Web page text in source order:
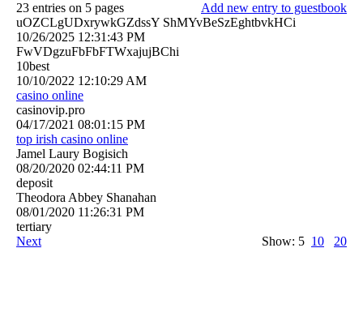
23 entries on 5 pages
Add new entry to guestbook
uOZCLgUDxrywkGZdssY ShMYvBeSzEghtbvkHCi
10/26/2025 12:31:43 PM
FwVDgzuFbFbFTWxajujBChi
10best
10/10/2022 12:10:29 AM
casino online
casinovip.pro
04/17/2021 08:01:15 PM
top irish casino online
Jamel Laury Bogisich
08/20/2020 02:44:11 PM
deposit
Theodora Abbey Shanahan
08/01/2020 11:26:31 PM
tertiary
Next
Show: 5 10 20